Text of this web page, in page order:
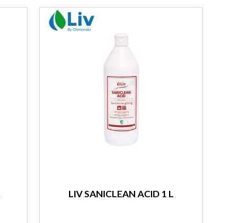
LIV SANICLEAN ACID 1 L